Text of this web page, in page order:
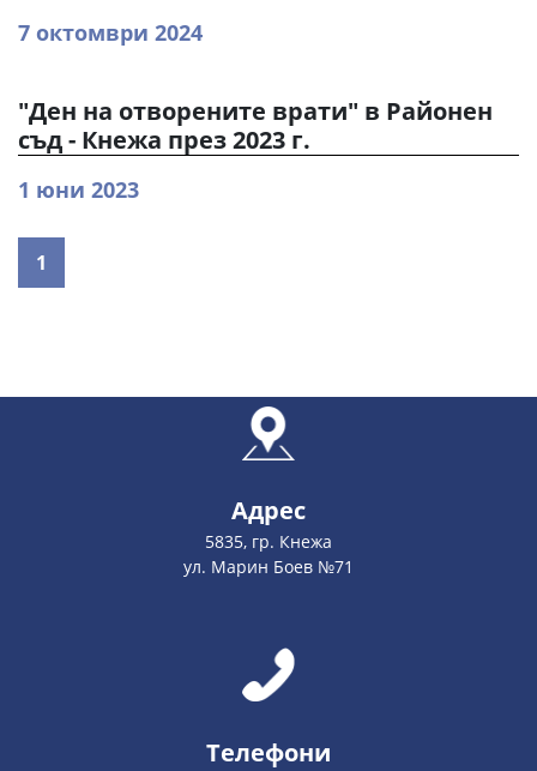
7 октомври 2024
"Ден на отворените врати" в Районен
съд - Кнежа през 2023 г.
1 юни 2023
1
Адрес
5835, гр. Кнежа
ул. Марин Боев №71
Телефони